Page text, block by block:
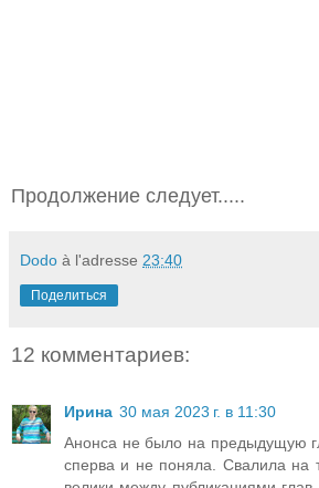
Продолжение следует.....
Dodo à l'adresse 23:40
Поделиться
12 комментариев:
Ирина 30 мая 2023 г. в 11:30
Анонса не было на предыдущую
сперва и не поняла. Свалила на